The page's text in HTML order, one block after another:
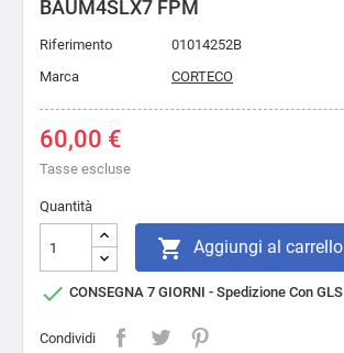
BAUM4SLX7 FPM
Riferimento
01014252B
Marca
CORTECO
60,00 €
Tasse escluse
Quantità
 Aggiungi al carrello
 CONSEGNA 7 GIORNI - Spedizione Con GLS
Condividi